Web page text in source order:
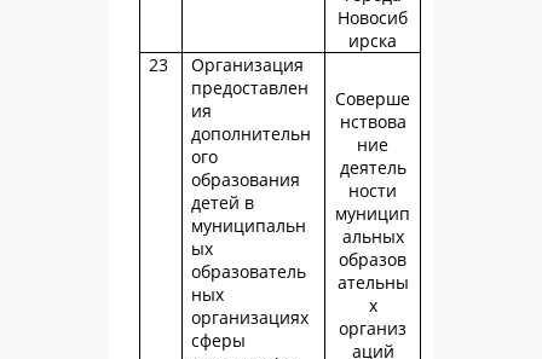
Новосиб
ирска
23
Организация
предоставлен
ия
дополнительн
ого
образования
детей в
муниципальн
ых
образователь
ных
организациях
сферы
Соверше
нствова
ние
деятель
ности
муницип
альных
образов
ательны
х
организ
аций